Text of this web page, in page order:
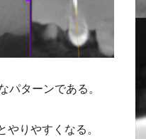
ターンである。
りやすくなる。